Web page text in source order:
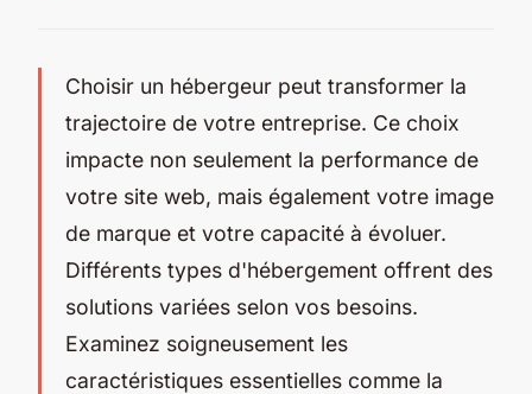
Choisir un hébergeur peut transformer la
trajectoire de votre entreprise. Ce choix
impacte non seulement la performance de
votre site web, mais également votre image
de marque et votre capacité à évoluer.
Différents types d'hébergement offrent des
solutions variées selon vos besoins.
Examinez soigneusement les
caractéristiques essentielles comme la